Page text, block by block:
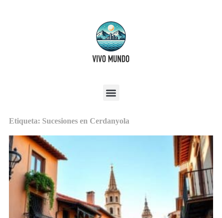
Etiqueta: Sucesiones en Cerdanyola